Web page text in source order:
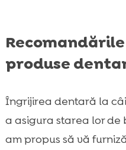
produse
Îngrijirea dentară la
a asigura starea lor de
am propus să vă